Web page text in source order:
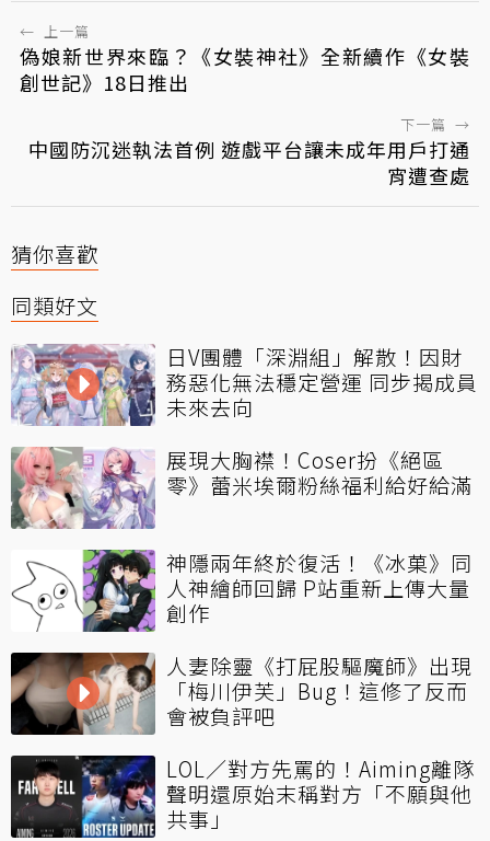
← 上一篇
偽娘新世界來臨？《女裝神社》全新續作《女裝
創世記》18日推出
下一篇 →
中國防沉迷執法首例 遊戲平台讓未成年用戶打通
宵遭查處
猜你喜歡
同類好文
日V團體「深淵組」解散！因財
務惡化無法穩定營運 同步揭成員
未來去向
展現大胸襟！Coser扮《絕區
零》蕾米埃爾粉絲福利給好給滿
神隱兩年終於復活！《冰菓》同
人神繪師回歸 P站重新上傳大量
創作
人妻除靈《打屁股驅魔師》出現
「梅川伊芙」Bug！這修了反而
會被負評吧
LOL／對方先罵的！Aiming離隊
聲明還原始末稱對方「不願與他
共事」